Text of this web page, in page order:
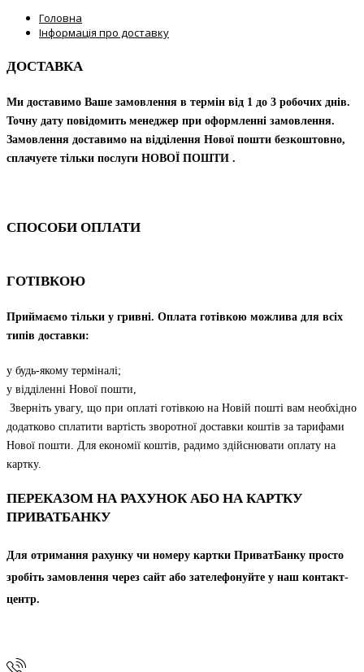
Головна
Інформація про доставку
ДОСТАВКА
Ми доставимо Ваше замовлення в термін від 1 до 3 робочих днів.
Точну дату повідомить менеджер при оформленні замовлення.
Замовлення доставимо на відділення Нової пошти безкоштовно,
сплачуете тільки послуги НОВОЇ ПОШТИ .
СПОСОБИ ОПЛАТИ
ГОТІВКОЮ
Приймаємо тільки у гривні. Оплата готівкою можлива для всіх
типів доставки:
у будь-якому терміналі;
у відділенні Нової пошти,
Зверніть увагу, що при оплаті готівкою на Новій пошті вам необхідно
додатково сплатити вартість зворотної доставки коштів за тарифами
Нової пошти. Для економії коштів, радимо здійснювати оплату на
картку.
ПЕРЕКАЗОМ НА РАХУНОК АБО НА КАРТКУ
ПРИВАТБАНКУ
Для отримання рахунку чи номеру картки ПриватБанку просто
зробіть замовлення через сайт або зателефонуйте у наш контакт-
центр.